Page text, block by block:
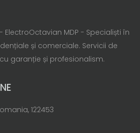
ElectroOctavian MDP - Specialiști în
și comerciale. Servicii de
garanție și profesionalism.
122453